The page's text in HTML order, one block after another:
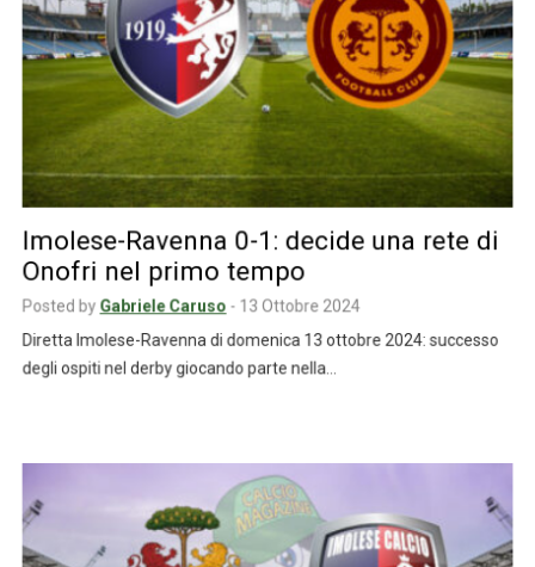
Imolese-Ravenna 0-1: decide una rete di
Onofri nel primo tempo
Posted by Gabriele Caruso - 13 Ottobre 2024
Diretta Imolese-Ravenna di domenica 13 ottobre 2024: successo
degli ospiti nel derby giocando parte nella…